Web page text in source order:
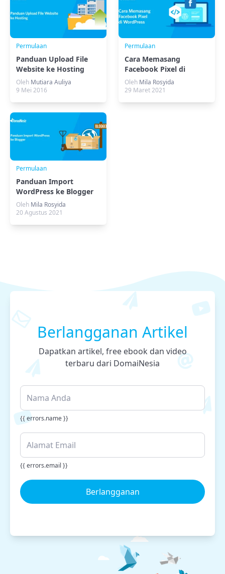
Permulaan
Panduan Upload File
Website ke Hosting
Oleh Mutiara Auliya
9 Mei 2016
Permulaan
Cara Memasang
Facebook Pixel di
WordPress
Oleh Mila Rosyida
29 Maret 2021
Permulaan
Panduan Import
WordPress ke Blogger
Oleh Mila Rosyida
20 Agustus 2021
Berlangganan Artikel
Dapatkan artikel, free ebook dan video
terbaru dari DomaiNesia
{{ errors.name }}
{{ errors.email }}
Berlangganan